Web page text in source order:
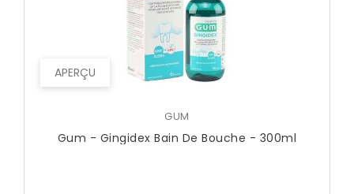
APERÇU
GUM
Gum - Gingidex Bain De Bouche - 300ml